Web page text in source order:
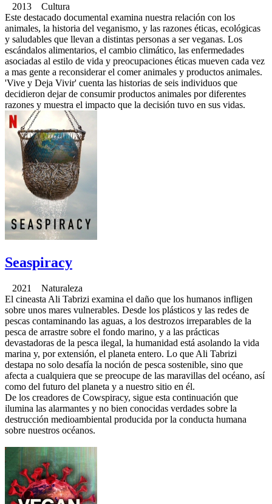
2013 Cultura
Este destacado documental examina nuestra relación con los
animales, la historia del veganismo, y las razones éticas, ecológicas
y saludables que llevan a distintas personas a ser veganas. Los
escándalos alimentarios, el cambio climático, las enfermedades
asociadas al estilo de vida y preocupaciones éticas mueven cada vez
a mas gente a reconsiderar el comer animales y productos animales.
'Vive y Deja Vivir' cuenta las historias de seis individuos que
decidieron dejar de consumir productos animales por diferentes
razones y muestra el impacto que la decisión tuvo en sus vidas.
Seaspiracy
2021 Naturaleza
El cineasta Ali Tabrizi examina el daño que los humanos infligen
sobre unos mares vulnerables. Desde los plásticos y las redes de
pescas contaminando las aguas, a los destrozos irreparables de la
pesca de arrastre sobre el fondo marino, y a las prácticas
devastadoras de la pesca ilegal, la humanidad está asolando la vida
marina y, por extensión, el planeta entero. Lo que Ali Tabrizi
destapa no solo desafía la noción de pesca sostenible, sino que
afecta a cualquiera que se preocupe de las maravillas del océano, así
como del futuro del planeta y a nuestro sitio en él.
De los creadores de Cowspiracy, sigue esta continuación que
ilumina las alarmantes y no bien conocidas verdades sobre la
destrucción medioambiental producida por la conducta humana
sobre nuestros océanos.